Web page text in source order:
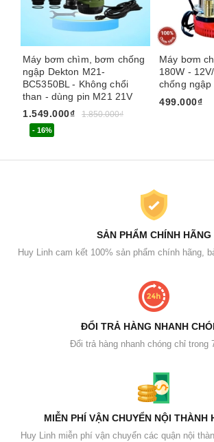
Máy bơm chìm, bơm chống
ngập Dekton M21-
BC5350BL - Không chổi
than - dùng pin M21 21V
1.549.000₫
1.850.000₫
- 16%
Máy bơm
180W -
chống ngập
499.000₫
SẢN PHẨM CHÍNH HÃNG
Huy Linh cam kết 100% sản phẩm chính hãng,
ĐỔI TRẢ HÀNG NHANH
Đổi trả hàng nhanh chóng chỉ trong
MIỄN PHÍ VẬN CHUYỂN NỘI THÀNH
Huy Linh miễn phí vận chuyển các quận nội